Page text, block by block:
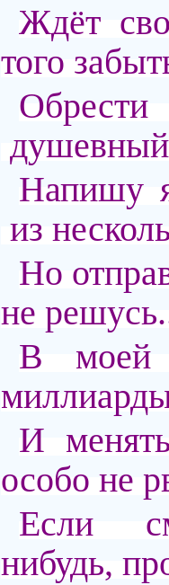
Ждёт
того
Напишу
из
Но
не
В моей
И
особо не
Если
нибудь,